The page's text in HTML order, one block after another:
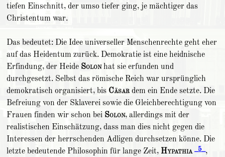
tiefen Einschnitt, der umso tiefer ging, je mächtiger das
Christentum war.
Das bedeutet: Die Idee universeller Menschenrechte geht eher
auf das Heidentum zurück. Demokratie ist eine heidnische
Erfindung, der Heide Solonhat sie erfunden und
durchgesetzt. Selbst das römische Reich war ursprünglich
demokratisch organisiert, bis Cäsar dem ein Ende setzte. Die
Befreiung von der Sklaverei sowie die Gleichberechtigung von
Frauen finden wir schon bei Solon, allerdings mit der
realistischen Einschätzung, dass man dies nicht gegen die
Interessen der herrschenden Adligen durchsetzen könne. Die
letzte bedeutende Philosophin für lange Zeit, Hypathia _5_ ,